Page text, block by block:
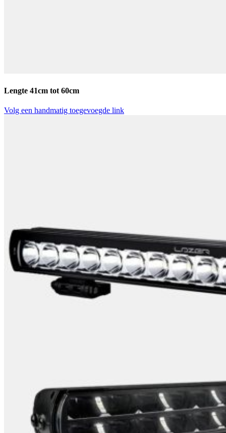
Lengte 41cm tot 60cm
Volg een handmatig toegevoegde link